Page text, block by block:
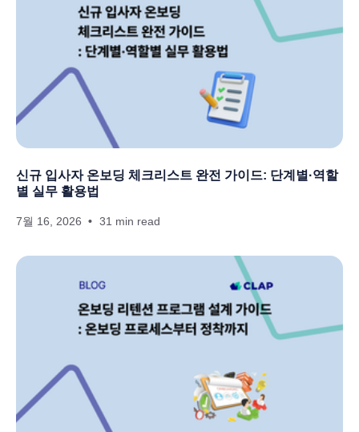
신규 입사자 온보딩 체크리스트 완전 가이드: 단계별·역할
별 실무 활용법
7월 16, 2026 31 min read